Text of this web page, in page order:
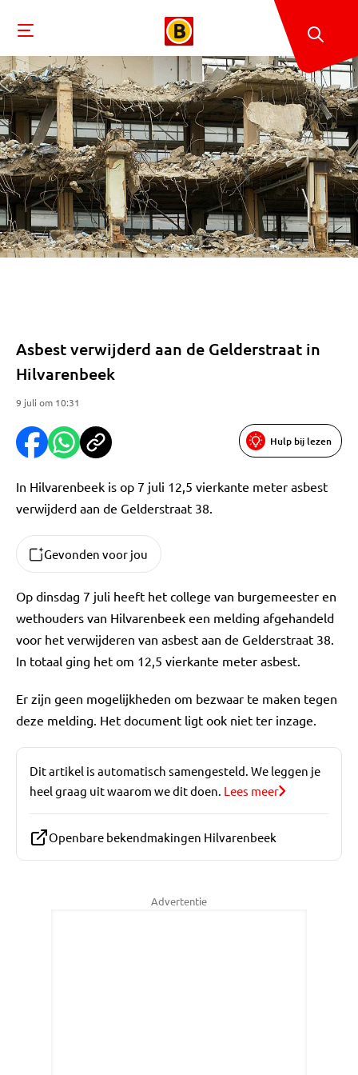
Asbest verwijderd aan de Gelderstraat in
Hilvarenbeek
9 juli om 10:31
Hulp bij lezen
In Hilvarenbeek is op 7 juli 12,5 vierkante meter asbest
verwijderd aan de Gelderstraat 38.
Gevonden voor jou
Op dinsdag 7 juli heeft het college van burgemeester en
wethouders van Hilvarenbeek een melding afgehandeld
voor het verwijderen van asbest aan de Gelderstraat 38.
In totaal ging het om 12,5 vierkante meter asbest.
Er zijn geen mogelijkheden om bezwaar te maken tegen
deze melding. Het document ligt ook niet ter inzage.
Dit artikel is automatisch samengesteld. We leggen je
heel graag uit waarom we dit doen. Lees meer
Openbare bekendmakingen Hilvarenbeek
Advertentie